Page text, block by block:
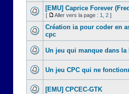
[EMU] Caprice Forever
[ Aller vers la page : 1 2 ]
Création ia pour coder en
cpc
Un jeu qui manque dans la
Un jeu CPC qui ne
[EMU] CPCEC-GTK